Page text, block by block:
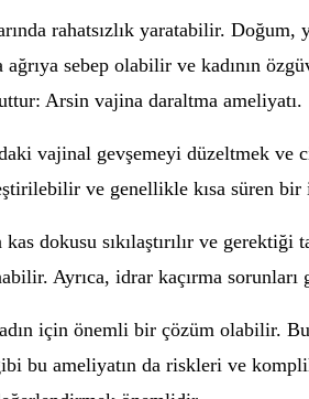
rahatsızlık yaratabilir.
sebep olabilir ve kadının
Arsin vajina daraltma ameliyatı.
vajinal gevşemeyi düzeltmek ve
ve genellikle kısa süren bir
dokusu sıkılaştırılır ve
Ayrıca, idrar kaçırma
için önemli bir çözüm olabilir.
bu ameliyatın da riskleri ve